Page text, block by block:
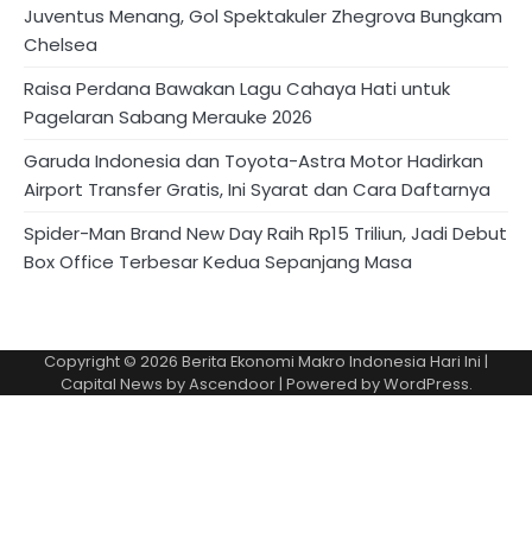
Juventus Menang, Gol Spektakuler Zhegrova Bungkam
Chelsea
Raisa Perdana Bawakan Lagu Cahaya Hati untuk
Pagelaran Sabang Merauke 2026
Garuda Indonesia dan Toyota-Astra Motor Hadirkan
Airport Transfer Gratis, Ini Syarat dan Cara Daftarnya
Spider-Man Brand New Day Raih Rp15 Triliun, Jadi Debut
Box Office Terbesar Kedua Sepanjang Masa
Copyright © 2026 Berita Ekonomi Makro Indonesia Hari Ini |
Capital News byAscendoor| Powered byWordPress.